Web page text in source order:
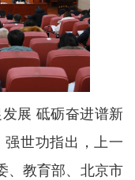
展 砥砺奋进谱新
强世功指出，上一
、教育部、北京市